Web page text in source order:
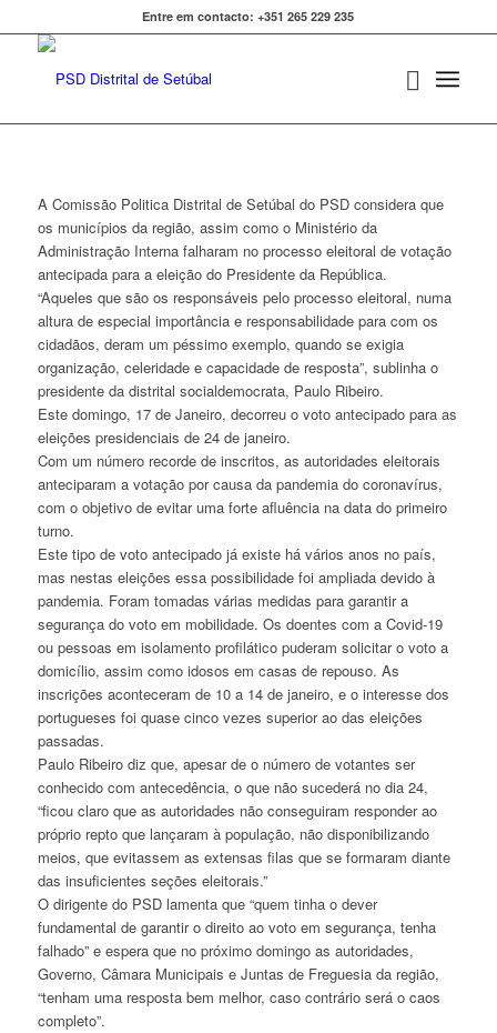
Entre em contacto: +351 265 229 235
A Comissão Politica Distrital de Setúbal do PSD considera que
os municípios da região, assim como o Ministério da
Administração Interna falharam no processo eleitoral de votação
antecipada para a eleição do Presidente da República.
“Aqueles que são os responsáveis pelo processo eleitoral, numa
altura de especial importância e responsabilidade para com os
cidadãos, deram um péssimo exemplo, quando se exigia
organização, celeridade e capacidade de resposta”, sublinha o
presidente da distrital socialdemocrata, Paulo Ribeiro.
Este domingo, 17 de Janeiro, decorreu o voto antecipado para as
eleições presidenciais de 24 de janeiro.
Com um número recorde de inscritos, as autoridades eleitorais
anteciparam a votação por causa da pandemia do coronavírus,
com o objetivo de evitar uma forte afluência na data do primeiro
turno.
Este tipo de voto antecipado já existe há vários anos no país,
mas nestas eleições essa possibilidade foi ampliada devido à
pandemia. Foram tomadas várias medidas para garantir a
segurança do voto em mobilidade. Os doentes com a Covid-19
ou pessoas em isolamento profilático puderam solicitar o voto a
domicílio, assim como idosos em casas de repouso. As
inscrições aconteceram de 10 a 14 de janeiro, e o interesse dos
portugueses foi quase cinco vezes superior ao das eleições
passadas.
Paulo Ribeiro diz que, apesar de o número de votantes ser
conhecido com antecedência, o que não sucederá no dia 24,
“ficou claro que as autoridades não conseguiram responder ao
próprio repto que lançaram à população, não disponibilizando
meios, que evitassem as extensas filas que se formaram diante
das insuficientes seções eleitorais.”
O dirigente do PSD lamenta que “quem tinha o dever
fundamental de garantir o direito ao voto em segurança, tenha
falhado” e espera que no próximo domingo as autoridades,
Governo, Câmara Municipais e Juntas de Freguesia da região,
“tenham uma resposta bem melhor, caso contrário será o caos
completo”.